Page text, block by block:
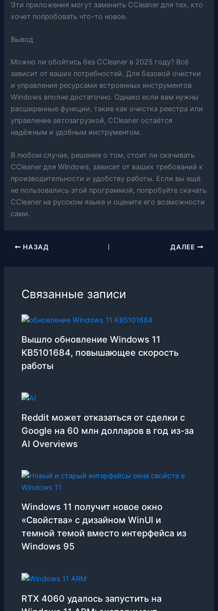
Эти приложения могут заменить CCleaner для тех, кто
хочет попробовать что-то новое.
Вывод
Можно ли обойтись без CCleaner в 2025 году? Всё
зависит от ваших потребностей. Для базовой очистки
и управления ресурсами встроенных инструментов
Windows вполне достаточно. Однако если вам нужны
расширенные функции, такие как очистка реестра или
управление автозагрузкой, CCleaner остаётся
надёжным и удобным инструментом.
В любом случае, решение о том, стоит ли скачивать
CCleaner для Windows, зависит от ваших требований к
производительности и удобству работы. Если вы ещё
не пользовались этой программой, попробуйте скачать
CCleaner на русском языке и оцените его возможности
сами.
НАЗАД ДАЛЕЕ
Связанные записи
Вышло обновление Windows 11
KB5101684, повышающее скорость
работы
Reddit может отказаться от сделки с
Google на 60 млн долларов в год из-за
AI Overviews
Windows 11 получит новое окно
«Свойства» с дизайном WinUI и
темной темой вместо интерфейса из
Windows 95
RTX 4060 удалось запустить на